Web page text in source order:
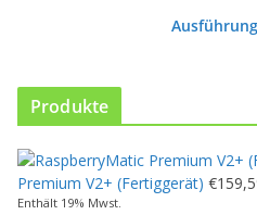
s
e
s
P
Produkte
Premium V2+ (Fertiggerät) €
Enthält 19% Mwst.